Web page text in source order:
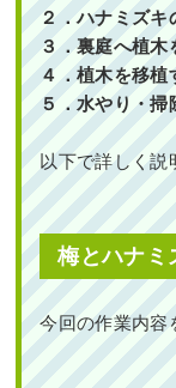
２．ハナミズキ
３．裏庭へ植木
４．植木を移植
５．水やり・掃
以下で詳しく説
梅とハナミ
今回の作業内容